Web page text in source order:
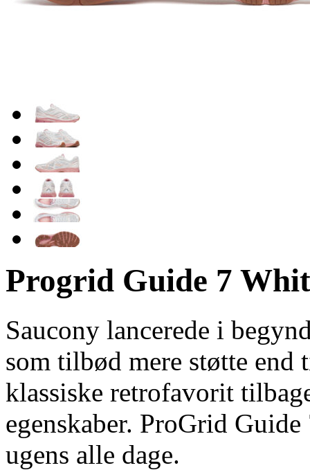
Progrid Guide 7
Saucony lancerede i
som tilbød mere støtte end
klassiske retrofavorit
egenskaber. ProGrid
ugens alle dage.